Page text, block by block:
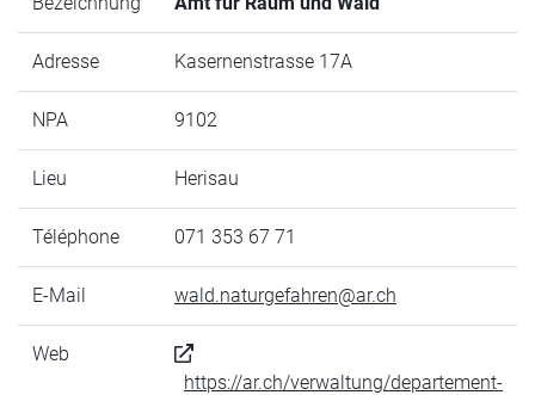
Adresse Kasernenstrasse 17A
NPA 9102
Lieu Herisau
Téléphone 071 353 67 71
E-Mail wald.naturgefahren@ar.ch
Web
https://ar.ch/verwaltung/departement-